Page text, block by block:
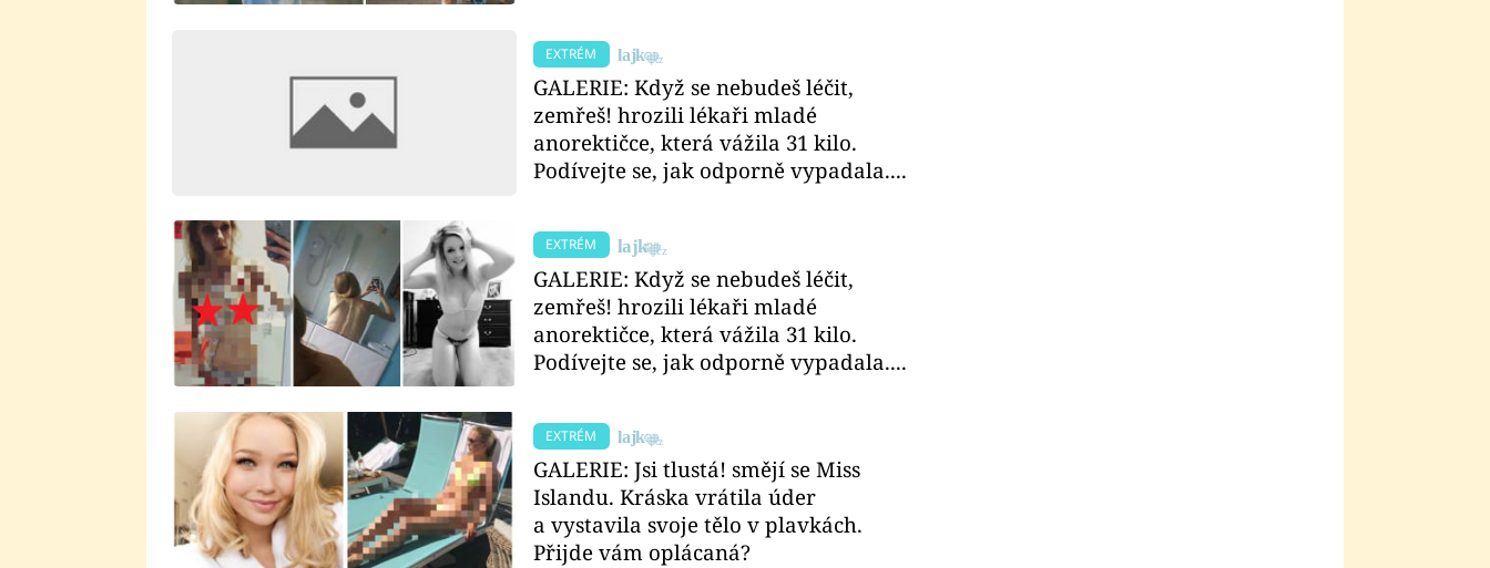
EXTRÉM
GALERIE: Když se nebudeš léčit,
zemřeš! hrozili lékaři mladé
anorektičce, která vážila 31 kilo.
Podívejte se, jak odporně vypadala....
EXTRÉM
GALERIE: Když se nebudeš léčit,
zemřeš! hrozili lékaři mladé
anorektičce, která vážila 31 kilo.
Podívejte se, jak odporně vypadala....
EXTRÉM
GALERIE: Jsi tlustá! smějí se Miss
Islandu. Kráska vrátila úder
a vystavila svoje tělo v plavkách.
Přijde vám oplácaná?